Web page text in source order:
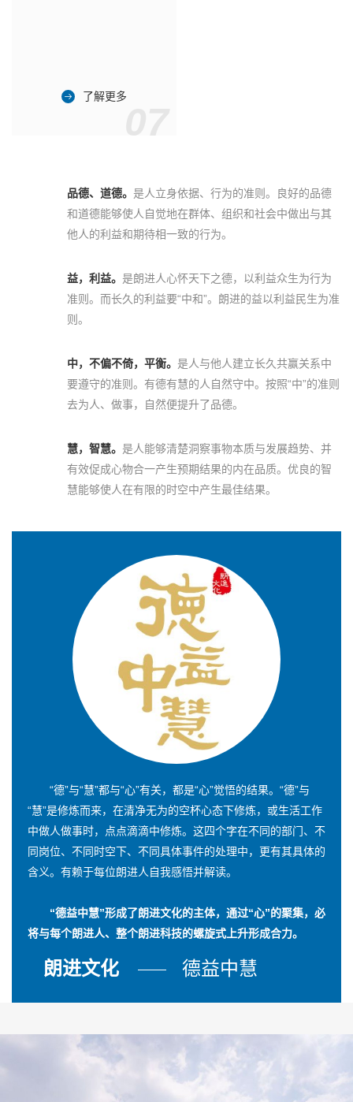
了解更多
品德、道德。 是人立身依据、行为的准则。良好的品德
和道德能够使人自觉地在群体、组织和社会中做出与其
他人的利益和期待相一致的行为。
益，利益。 是朗进人心怀天下之德，以利益众生为行为
准则。而长久的利益要“中和”。朗进的益以利益民生为准
则。
中，不偏不倚，平衡。 是人与他人建立长久共赢关系中
要遵守的准则。有德有慧的人自然守中。按照“中”的准则
去为人、做事，自然便提升了品德。
慧，智慧。 是人能够清楚洞察事物本质与发展趋势、并
有效促成心物合一产生预期结果的内在品质。优良的智
慧能够使人在有限的时空中产生最佳结果。
“德”与“慧”都与“心”有关，都是“心”觉悟的结果。“德”与
“慧”是修炼而来，在清净无为的空杯心态下修炼，或生活工作
中做人做事时，点点滴滴中修炼。这四个字在不同的部门、不
同岗位、不同时空下、不同具体事件的处理中，更有其具体的
含义。有赖于每位朗进人自我感悟并解读。
“德益中慧”形成了朗进文化的主体，通过“心”的聚集，必
将与每个朗进人、整个朗进科技的螺旋式上升形成合力。
朗进文化 德益中慧